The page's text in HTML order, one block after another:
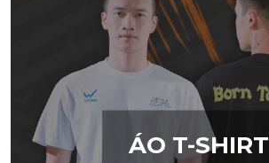
ÁO T-SHIRT